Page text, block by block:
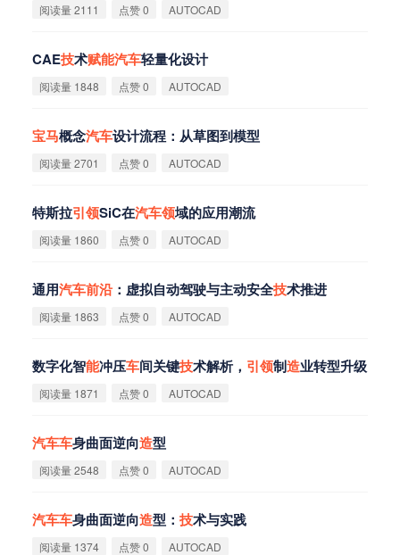
阅读量 2111 点赞 0 AUTOCAD
CAE技术赋能汽车轻量化设计
阅读量 1848 点赞 0 AUTOCAD
宝马概念汽车设计流程：从草图到模型
阅读量 2701 点赞 0 AUTOCAD
特斯拉引领SiC在汽车领域的应用潮流
阅读量 1860 点赞 0 AUTOCAD
通用汽车前沿 ：虚拟自动驾驶与主动安全技术推进
阅读量 1863 点赞 0 AUTOCAD
数字化智能冲压车间关键技术解析， 引领制造业转型升级
阅读量 1871 点赞 0 AUTOCAD
汽车车身曲面逆向造型
阅读量 2548 点赞 0 AUTOCAD
汽车车身曲面逆向造型： 技术与实践
阅读量 1374 点赞 0 AUTOCAD